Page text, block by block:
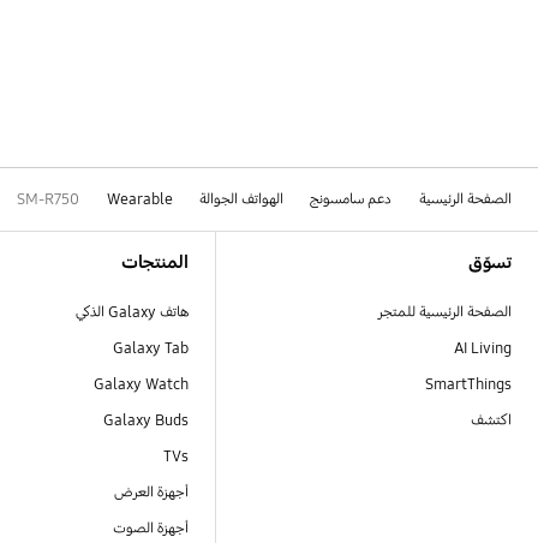
الصفحة الرئيسية دعم سامسونج الهواتف الجوالة Wearable
SM-R750
تسوّق
الصفحة الرئيسية للمتجر
AI Living
SmartThings
اكتشف
المنتجات
هاتف Galaxy الذكي
Galaxy Tab
Galaxy Watch
Galaxy Buds
TVs
أجهزة العرض
أجهزة الصوت